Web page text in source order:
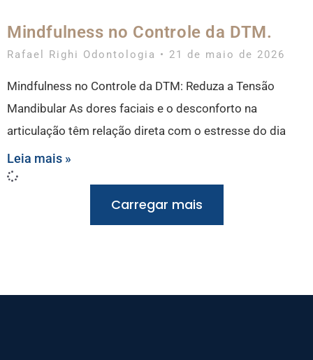
Mindfulness no Controle da DTM.
Rafael Righi Odontologia 21 de maio de 2026
Mindfulness no Controle da DTM: Reduza a Tensão
Mandibular As dores faciais e o desconforto na
articulação têm relação direta com o estresse do dia
Leia mais »
Carregar mais